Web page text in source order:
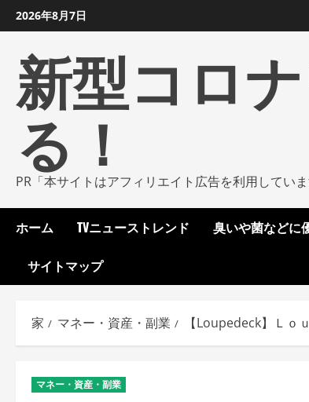
ン
2026年8月7日
新型コロ
る！
PR「本サイトはアフィリエイト広告を利用していま
ホーム TVニューストレンド 臭いや菌などに
サイトマップ
家 マネー・資産・副業 【Loupedeck】Ｌｏ
マネー・資産・副業